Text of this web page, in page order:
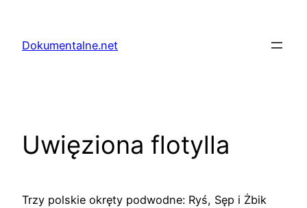
treściDokumentalne.net
Uwięziona flotylla
Trzy polskie okręty podwodne: Ryś, Sęp i Żbik